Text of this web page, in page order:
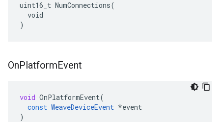
uint16_t NumConnections(
  void
)
OnPlatformEvent
void OnPlatformEvent(
const WeaveDeviceEvent *event
)